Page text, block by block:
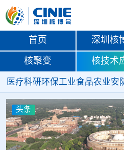
首页 深圳核
核聚变 核技术
医疗科研环保工业食品农业安
头条